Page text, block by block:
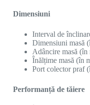
Dimensiuni
Interval de
Dimensiuni masă
Adâncire masă (în
Înălțime masă (în
Port colector praf
Performanță de tăiere